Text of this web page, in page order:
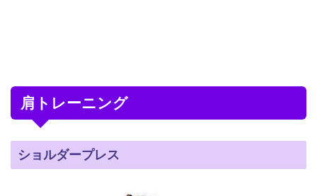
肩トレーニング
ショルダープレス